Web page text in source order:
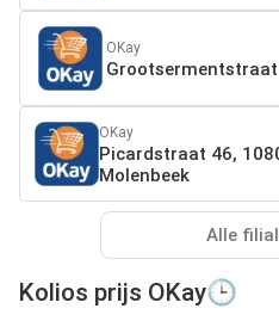
OKay
OKay
Picardstraat 46,
Molenbeek
Alle
Kolios prijs OKay🕒